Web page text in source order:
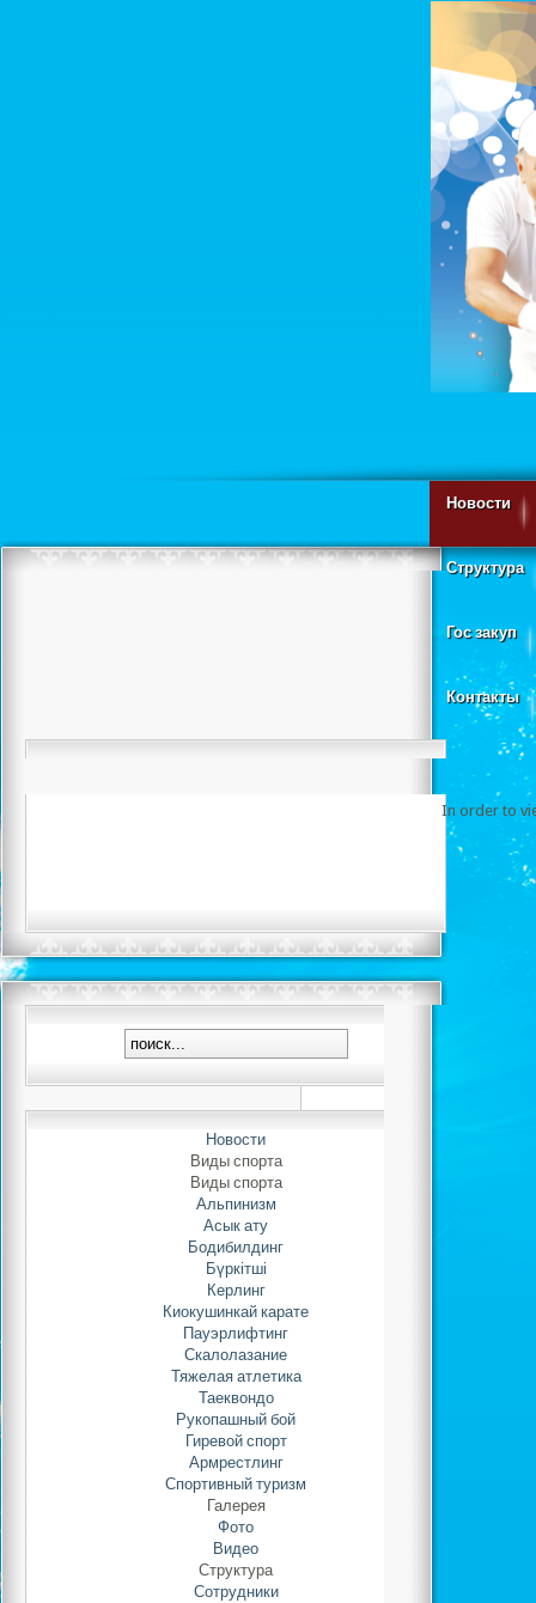
Новости
Структура
Гос закуп
Контакты
In order to
Новости
Виды спорта
Виды спорта
Альпинизм
Асык ату
Бодибилдинг
Бүркітші
Керлинг
Киокушинкай карате
Пауэрлифтинг
Скалолазание
Тяжелая атлетика
Таеквондо
Рукопашный бой
Гиревой спорт
Армрестлинг
Спортивный туризм
Галерея
Фото
Видео
Структура
Сотрудники